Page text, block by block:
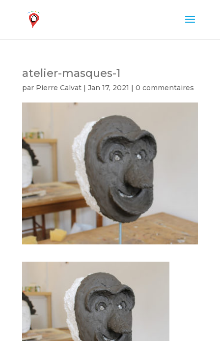
atelier-masques-1
par Pierre Calvat| Jan 17, 2021 | 0 commentaires